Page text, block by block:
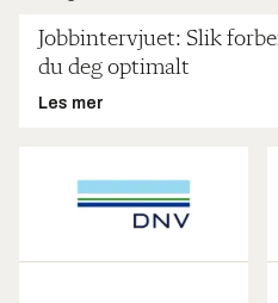
Jobbintervjuet: Slik
du deg optimalt
Les mer